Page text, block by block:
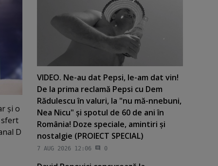
şi o
sfert
D
VIDEO. Ne-au dat Pepsi, le-am dat vin!
De la prima reclamă Pepsi cu Dem
Rădulescu în valuri, la "nu mă-nnebuni,
Nea Nicu" şi spotul de 60 de ani în
România! Doze speciale, amintiri şi
nostalgie (PROIECT SPECIAL)
7 AUG 2026 12:06 0